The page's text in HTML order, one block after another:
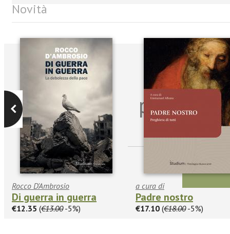
Novità
Rocco D'Ambrosio
Di guerra in guerra
€12.35 (€13.00-5%)
a cura di
Padre nostro
€17.10 (€18.00-5%)
Iscriviti
per
sulle